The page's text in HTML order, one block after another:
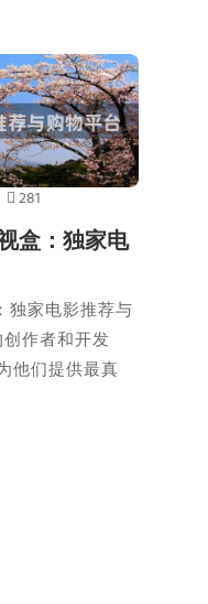
281
盒：独家电
独家电影推荐与
作者和开发
他们提供最真